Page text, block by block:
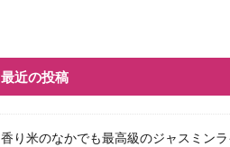
最近の投稿
香り米のなかでも最高級のジャスミン